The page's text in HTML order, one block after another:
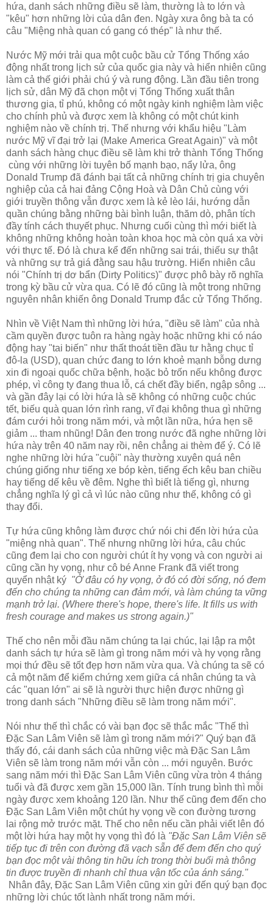
hứa, danh sách những điều sẽ làm, thường là to lớn và
"kêu" hơn những lời của dân đen. Ngày xưa ông bà ta có
câu "Miệng nhà quan có gang có thép" là như thế.
Nước Mỹ mới trải qua một cuộc bầu cử Tổng Thống xáo
động nhất trong lịch sử của quốc gia này và hiển nhiên cũng
làm cả thế giới phải chú ý và rung động. Lần đầu tiên trong
lịch sử, dân Mỹ đã chọn một vị Tổng Thống xuất thân
thương gia, tỉ phú, không có một ngày kinh nghiệm làm việc
cho chính phủ và được xem là không có một chút kinh
nghiệm nào về chính trị. Thế nhưng với khẩu hiệu "Làm
nước Mỹ vĩ đại trở lại (Make America Great Again)" và một
danh sách hàng chục điều sẽ làm khi trở thành Tổng Thống
cùng với những lời tuyên bố mạnh bạo, nẩy lửa, ông
Donald Trump đã đánh bại tất cả những chính trị gia chuyên
nghiệp của cả hai đảng Cộng Hoà và Dân Chủ cùng với
giới truyền thông vẫn được xem là kẻ lèo lái, hướng dẫn
quần chúng bằng những bài bình luận, thăm dò, phân tích
đầy tính cách thuyết phục. Nhưng cuối cùng thì mới biết là
không những không hoàn toàn khoa học mà còn quá xa vời
với thực tế. Đó là chưa kể đến những sai trái, thiếu sự thật
và những sự trả giá đằng sau hậu trường. Hiển nhiên câu
nói "Chính trị dơ bẩn (Dirty Politics)" được phô bày rõ nghĩa
trong kỳ bầu cử vừa qua. Có lẽ đó cũng là một trong những
nguyên nhân khiến ông Donald Trump đắc cử Tổng Thống.
Nhìn về Việt Nam thì những lời hứa, "điều sẽ làm" của nhà
cầm quyền được tuôn ra hàng ngày hoặc những khi có náo
động hay "tai biến" như thất thoát tiền đầu tư hằng chục tỉ
đô-la (USD), quan chức đang to lớn khoẻ mạnh bỗng dưng
xin đi ngoại quốc chữa bệnh, hoặc bỏ trốn nếu không được
phép, vì công ty đang thua lỗ, cá chết đầy biển, ngập sông ...
và gần đây lại có lời hứa là sẽ không có những cuộc chúc
tết, biếu quà quan lớn rình rang, vĩ đại không thua gì những
đám cưới hỏi trong năm mới, và một lần nữa, hứa hẹn sẽ
giảm ... tham nhũng! Dân đen trong nước đã nghe những lời
hứa này trên 40 năm nay rồi, nên chẳng ai thèm để ý. Có lẽ
nghe những lời hứa "cuội" này thường xuyên quá nên
chúng giống như tiếng xe bóp kèn, tiếng ếch kêu ban chiều
hay tiếng dế kêu về đêm. Nghe thì biết là tiếng gì, nhưng
chẳng nghĩa lý gì cả vì lúc nào cũng như thế, không có gì
thay đổi.
Tự hứa cũng không làm được chứ nói chi đến lời hứa của
"miệng nhà quan". Thế nhưng những lời hứa, câu chúc
cũng đem lại cho con người chút ít hy vọng và con người ai
cũng cần hy vọng, như cô bé Anne Frank đã viết trong
quyển nhật ký "Ở đâu có hy vọng, ở đó có đời sống, nó đem
đến cho chúng ta những can đảm mới, và làm chúng ta vững
mạnh trở lại. (Where there's hope, there's life. It fills us with
fresh courage and makes us strong again.)"
Thế cho nên mỗi đầu năm chúng ta lại chúc, lại lập ra một
danh sách tự hứa sẽ làm gì trong năm mới và hy vọng rằng
mọi thứ đều sẽ tốt đẹp hơn năm vừa qua. Và chúng ta sẽ có
cả một năm để kiểm chứng xem giữa cá nhân chúng ta và
các "quan lớn" ai sẽ là người thực hiện được những gì
trong danh sách "Những điều sẽ làm trong năm mới".
Nói như thế thì chắc có vài bạn đọc sẽ thắc mắc "Thế thì
Đặc San Lâm Viên sẽ làm gì trong năm mới?" Quý bạn đã
thấy đó, cái danh sách của những việc mà Đặc San Lâm
Viên sẽ làm trong năm mới vẫn còn ... mới nguyên. Bước
sang năm mới thì Đặc San Lâm Viên cũng vừa tròn 4 tháng
tuổi và đã được xem gần 15,000 lần. Tính trung bình thì mỗi
ngày được xem khoảng 120 lần. Như thế cũng đem đến cho
Đặc San Lâm Viên một chút hy vọng về con đường tương
lai rộng mở trước mặt. Thế cho nên nếu cần phải viết lên đó
một lời hứa hay một hy vọng thì đó là "Đặc San Lâm Viên sẽ
tiếp tục đi trên con đường đã vạch sẵn để đem đến cho quý
bạn đọc một vài thông tin hữu ích trong thời buổi mà thông
tin được truyền đi nhanh chỉ thua vận tốc của ánh sáng."
Nhân đây, Đặc San Lâm Viên cũng xin gửi đến quý bạn đọc
những lời chúc tốt lành nhất trong năm mới.